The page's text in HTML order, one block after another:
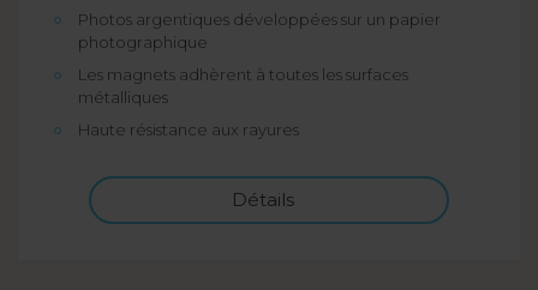
Photos argentiques développées sur un papier
photographique
Les magnets adhèrent à toutes les surfaces
métalliques
Haute résistance aux rayures
Détails